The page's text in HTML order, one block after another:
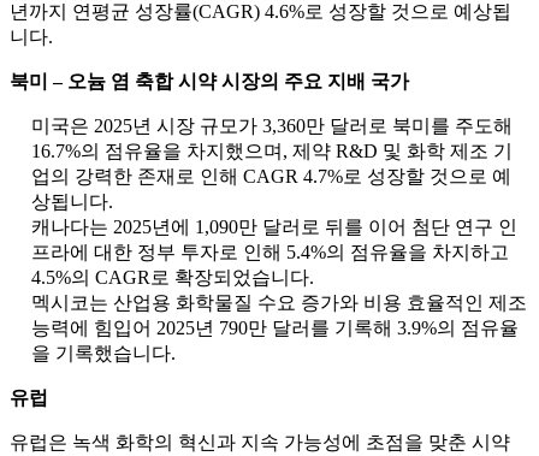
년까지 연평균 성장률(CAGR) 4.6%로 성장할 것으로 예상됩
니다.
북미 – 오늄 염 축합 시약 시장의 주요 지배 국가
미국은 2025년 시장 규모가 3,360만 달러로 북미를 주도해
16.7%의 점유율을 차지했으며, 제약 R&D 및 화학 제조 기
업의 강력한 존재로 인해 CAGR 4.7%로 성장할 것으로 예
상됩니다.
캐나다는 2025년에 1,090만 달러로 뒤를 이어 첨단 연구 인
프라에 대한 정부 투자로 인해 5.4%의 점유율을 차지하고
4.5%의 CAGR로 확장되었습니다.
멕시코는 산업용 화학물질 수요 증가와 비용 효율적인 제조
능력에 힘입어 2025년 790만 달러를 기록해 3.9%의 점유율
을 기록했습니다.
유럽
유럽은 녹색 화학의 혁신과 지속 가능성에 초점을 맞춘 시약